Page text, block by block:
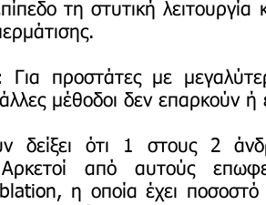
τη στυτική λειτουργία
Για προστάτες με
μέθοδοι δεν επαρκούν ή
δείξει ότι 1 στους 2
από αυτούς
η οποία έχει